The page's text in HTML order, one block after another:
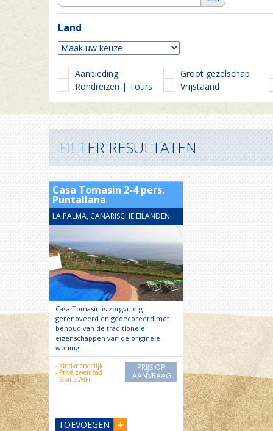
Land
Aanbieding
Groot gezelschap
Rondreizen | Tours
Vrijstaand
FILTER RESULTATEN
Casa Tomasin 2-4 pers.
Puntallana
LA PALMA, CANARISCHE EILANDEN
Casa Tomasin is zorgvuldig
gerenoveerd en gedecoreerd met
behoud van de traditionele
eigenschappen van de originele
woning.
- Kindvriendelijk
- Privé zwembad
- Gratis WiFi
PRIJS OP
AANVRAAG
TOEVOEGEN